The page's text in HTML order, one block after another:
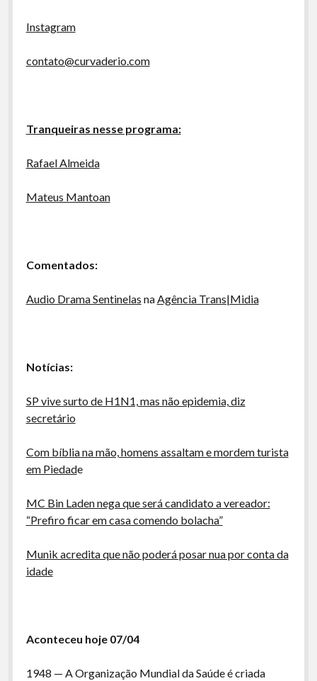
Instagram
contato@curvaderio.com
Tranqueiras nesse programa:
Rafael Almeida
Mateus Mantoan
Comentados:
Audio Drama Sentinelas naAgência Trans|Midia
Notícias:
SP vive surto de H1N1, mas não epidemia, diz
secretário
Com bíblia na mão, homens assaltam e mordem turista
em Piedade
MC Bin Laden nega que será candidato a vereador:
“Prefiro ficar em casa comendo bolacha”
Munik acredita que não poderá posar nua por conta da
idade
Aconteceu hoje 07/04
1948 — A Organização Mundial da Saúde é criada